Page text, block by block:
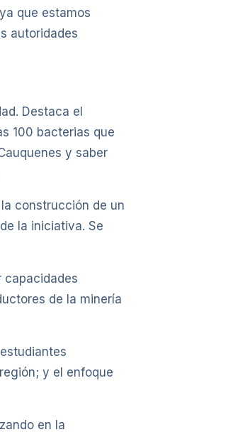
que estamos
autoridades
Destaca el
100 bacterias que
y saber
construcción de un
la iniciativa. Se
capacidades
de la minería
y el enfoque
en la